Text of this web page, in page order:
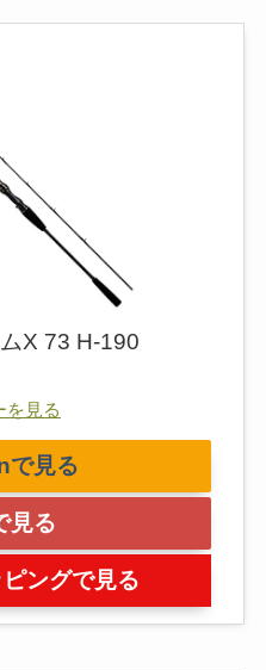
X 73 H-190
を見る
で見る
見る
ングで見る